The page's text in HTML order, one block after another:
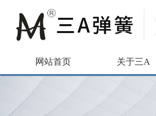
网站首页 关于三A